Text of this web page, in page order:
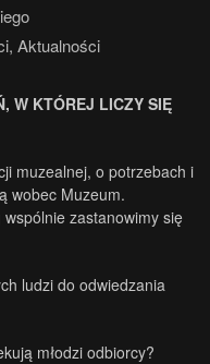
, Aktualności
W KTÓREJ LICZY SIĘ
muzealnej, o potrzebach i
wobec Muzeum.
zastanowimy się
ludzi do odwiedzania
młodzi odbiorcy?